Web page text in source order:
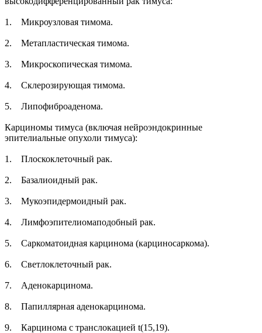
1. Микроузловая тимома.
2. Метапластическая тимома.
3. Микроскопическая тимома.
4. Склерозирующая тимома.
5. Липофиброаденома.
Карциномы тимуса (включая нейроэндокринные
эпителиальные опухоли тимуса):
1. Плоскоклеточный рак.
2. Базалиоидный рак.
3. Мукоэпидермоидный рак.
4. Лимфоэпителиомаподобный рак.
5. Саркоматоидная карцинома (карциносаркома).
6. Светлоклеточный рак.
7. Аденокарцинома.
8. Папиллярная аденокарцинома.
9. Карцинома с транслокацией t(15,19).